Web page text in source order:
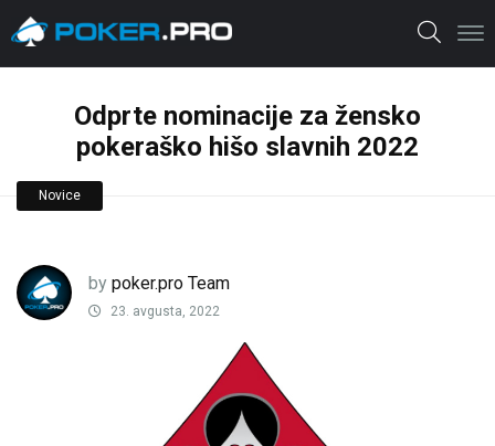
Odprte nominacije za žensko
pokeraško hišo slavnih 2022
Novice
by poker.pro Team
23. avgusta, 2022